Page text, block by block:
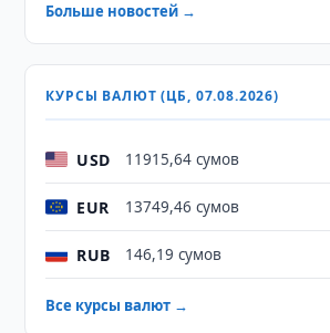
Больше новостей →
КУРСЫ ВАЛЮТ (ЦБ, 07.08.2026)
USD 11915,64 сумов
EUR 13749,46 сумов
RUB 146,19 сумов
Все курсы валют →